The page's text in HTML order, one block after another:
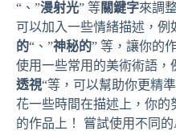
“、”漫射光” 等 關鍵字來調
可以加入一些情緒描述，例
的“、”神秘的” 等，讓你的
使用一些常用的美術術語，
透視“等，可以幫助你更精
花一些時間在描述上，你的
的作品上！ 嘗試使用不同